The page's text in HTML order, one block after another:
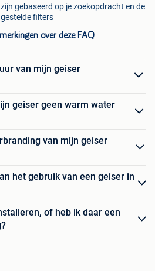
gebaseerd op je zoekopdracht en de
filters
over deze FAQ
van mijn geiser
geiser geen warm water
van mijn geiser
het gebruik van een geiser in
of heb ik daar een